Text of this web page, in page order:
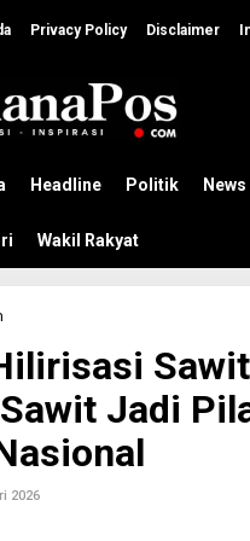
Privacy Policy Disclaimer
Headline Politik News
Wakil Rakyat
r
o
n
g
H
i
l
Jadi
2026